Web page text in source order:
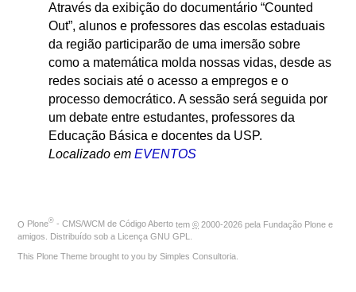
Através da exibição do documentário “Counted
Out”, alunos e professores das escolas estaduais
da região participarão de uma imersão sobre
como a matemática molda nossas vidas, desde as
redes sociais até o acesso a empregos e o
processo democrático. A sessão será seguida por
um debate entre estudantes, professores da
Educação Básica e docentes da USP.
Localizado em EVENTOS
O Plone® - CMS/WCM de Código Aberto tem © 2000-2026 pela Fundação Plone e
amigos. Distribuído sob a
Licença GNU GPL
This Plone Theme brought to you by Simples Consultoria